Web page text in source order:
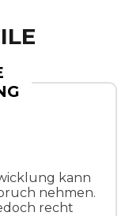
kann
nehmen.
recht